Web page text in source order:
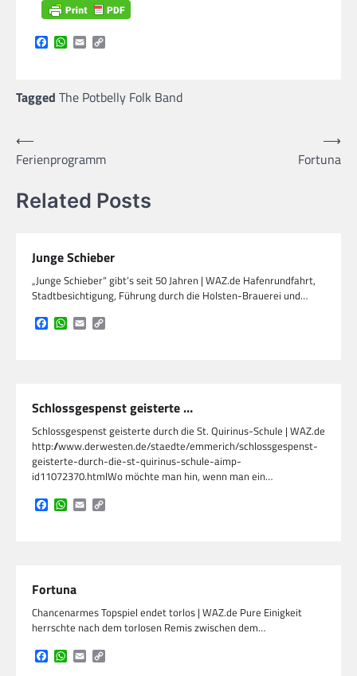
Facebook
WhatsApp
Email
Tagged The Potbelly Folk Band
Beitragsnavigation
⟵
Ferienprogramm
Fortuna
⟶
Related Posts
Junge Schieber
„Junge Schieber“ gibt’s seit 50 Jahren | WAZ.de Hafenrundfahrt,
Stadtbesichtigung, Führung durch die Holsten-Brauerei und…
Facebook
WhatsApp
Email
Schlossgespenst geisterte …
Schlossgespenst geisterte durch die St. Quirinus-Schule | WAZ.de
http://www.derwesten.de/staedte/emmerich/schlossgespenst-
geisterte-durch-die-st-quirinus-schule-aimp-
id11072370.htmlWo möchte man hin, wenn man ein…
Facebook
WhatsApp
Email
Fortuna
Chancenarmes Topspiel endet torlos | WAZ.de Pure Einigkeit
herrschte nach dem torlosen Remis zwischen dem…
Facebook
WhatsApp
Email